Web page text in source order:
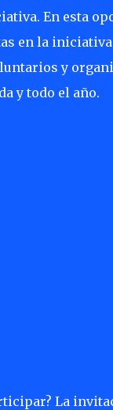
En esta
en la iniciativa
y
y todo el año.
La